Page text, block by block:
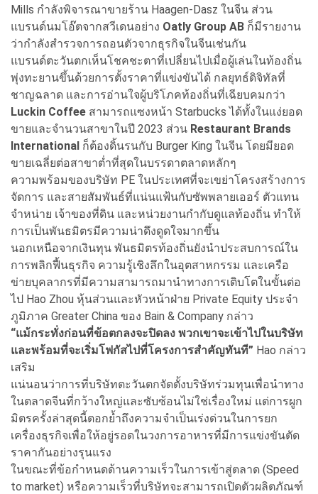
Mills กำลังพิจารณาขายร้าน Haagen-Dasz ในจีน ส่วน
แบรนด์นมโอ๊ตจากสวีเดนอย่าง Oatly Group AB ก็มีรายงาน
ว่ากำลังสำรวจการถอนตัวจากธุรกิจในจีนเช่นกัน
แบรนด์ตะวันตกเห็นโชคชะตาที่เปลี่ยนไปเมื่อผู้เล่นในท้องถิ่น
พุ่งทะยานขึ้นด้วยการตั้งราคาที่แข่งขันได้ กลยุทธ์ดิจิทัลที่
ชาญฉลาด และการอ่านใจผู้บริโภคท้องถิ่นที่เฉียบคมกว่า
Luckin Coffee สามารถแซงหน้า Starbucks ได้ทั้งในแง่ยอด
ขายและจำนวนสาขาในปี 2023 ส่วน Restaurant Brands
International ก็ต้องดิ้นรนกับ Burger King ในจีน โดยมียอด
ขายเฉลี่ยต่อสาขาต่ำที่สุดในบรรดาตลาดหลักๆ
ความพร้อมของบริษัท PE ในประเทศที่จะเขย่าโครงสร้างการ
จัดการ และสายสัมพันธ์ที่แน่นแฟ้นกับซัพพลายเออร์ ตัวแทน
จำหน่าย เจ้าของที่ดิน และหน่วยงานกำกับดูแลท้องถิ่น ทำให้
การเป็นพันธมิตรมีความน่าดึงดูดใจมากขึ้น
นอกเหนือจากเงินทุน พันธมิตรท้องถิ่นยังนำประสบการณ์ใน
การพลิกฟื้นธุรกิจ ความรู้เชิงลึกในอุตสาหกรรม และเครือ
ข่ายบุคลากรที่มีความสามารถมานำทางการเติบโตในขั้นต่อ
ไป Hao Zhou หุ้นส่วนและหัวหน้าฝ่าย Private Equity ประจำ
ภูมิภาค Greater China ของ Bain & Company กล่าว
“แม้กระทั่งก่อนที่ข้อตกลงจะปิดลง พวกเขาจะเข้าไปในบริษัท
และพร้อมที่จะเริ่มโฟกัสไปที่โครงการสำคัญทันที” Hao กล่าว
เสริม
แน่นอนว่าการที่บริษัทตะวันตกจัดตั้งบริษัทร่วมทุนเพื่อนำทาง
ในตลาดจีนที่กว้างใหญ่และซับซ้อนไม่ใช่เรื่องใหม่ แต่การผูก
มิตรครั้งล่าสุดนี้ตอกย้ำถึงความจำเป็นเร่งด่วนในการยก
เครื่องธุรกิจเพื่อให้อยู่รอดในวงการอาหารที่มีการแข่งขันตัด
ราคากันอย่างรุนแรง
ในขณะที่ข้อกำหนดด้านความเร็วในการเข้าสู่ตลาด (Speed
to market) หรือความเร็วที่บริษัทจะสามารถเปิดตัวผลิตภัณฑ์